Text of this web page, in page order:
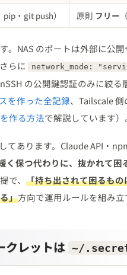
・git push） 原則 フリー
。NAS のポートは外部に公
らに
network_mode:
の公開鍵認証のみに絞
を作った全記録、Tailscale
作る方法で解説しています）
てあります。Claude API・
く保つ代わりに、抜かれて
で、 「持ち出されて困るも
」方向で運用ルールを組み
クレットは ~/